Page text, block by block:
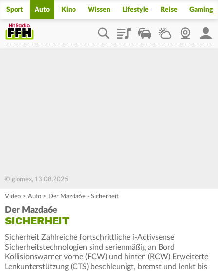
Sport Auto Kino Wissen Lifestyle Reise Gaming
PlaylistStaupilotWetterWebcam
© glomex, 13.08.2025
Video > Auto > Der Mazda6e - Sicherheit
Der Mazda6e
SICHERHEIT
Sicherheit Zahlreiche fortschrittliche i-Activsense
Sicherheitstechnologien sind serienmäßig an Bord
Kollisionswarner vorne (FCW) und hinten (RCW) Erweiterte
Lenkunterstützung (CTS) beschleunigt, bremst und lenkt bis